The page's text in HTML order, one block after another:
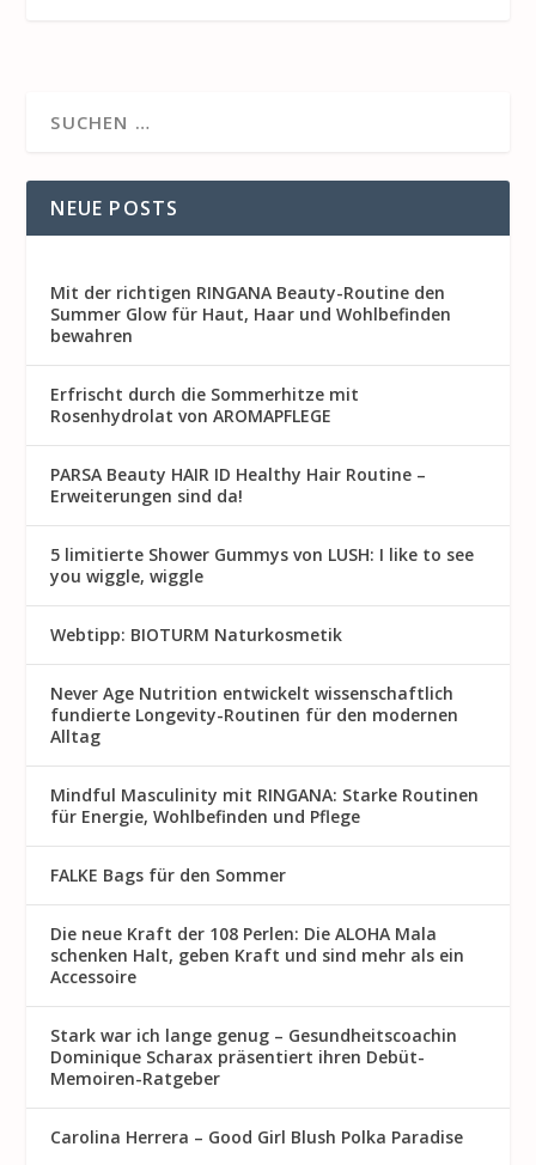
NEUE POSTS
Mit der richtigen RINGANA Beauty-Routine den
Summer Glow für Haut, Haar und Wohlbefinden
bewahren
Erfrischt durch die Sommerhitze mit
Rosenhydrolat von AROMAPFLEGE
PARSA Beauty HAIR ID Healthy Hair Routine –
Erweiterungen sind da!
5 limitierte Shower Gummys von LUSH: I like to see
you wiggle, wiggle
Webtipp: BIOTURM Naturkosmetik
Never Age Nutrition entwickelt wissenschaftlich
fundierte Longevity-Routinen für den modernen
Alltag
Mindful Masculinity mit RINGANA: Starke Routinen
für Energie, Wohlbefinden und Pflege
FALKE Bags für den Sommer
Die neue Kraft der 108 Perlen: Die ALOHA Mala
schenken Halt, geben Kraft und sind mehr als ein
Accessoire
Stark war ich lange genug – Gesundheitscoachin
Dominique Scharax präsentiert ihren Debüt-
Memoiren-Ratgeber
Carolina Herrera – Good Girl Blush Polka Paradise